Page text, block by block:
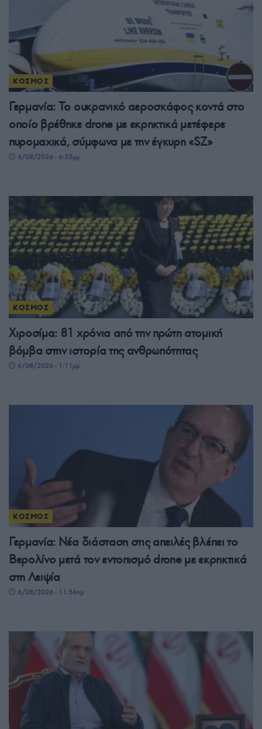
ΚΟΣΜΟΣ
Γερμανία: Το ουκρανικό αεροσκάφος κοντά στο
οποίο βρέθηκε drone με εκρηκτικά μετέφερε
πυρομαχικά, σύμφωνα με την έγκυρη «SZ»
6/08/2026 - 6:33μμ
ΚΟΣΜΟΣ
Χιροσίμα: 81 χρόνια από την πρώτη ατομική
βόμβα στην ιστορία της ανθρωπότητας
6/08/2026 - 1:11μμ
ΚΟΣΜΟΣ
Γερμανία: Νέα διάσταση στις απειλές βλέπει το
Βερολίνο μετά τον εντοπισμό drone με εκρηκτικά
στη Λειψία
6/08/2026 - 11:56πμ